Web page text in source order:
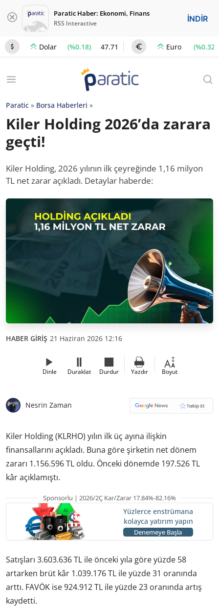
Paratic Haber: Ekonomi, Finans
RSS Interactive İNDİR
Dolar (%0.18) 47.71 Euro (%0.32)
Paratic » Borsa Haberleri »
Kiler Holding 2026’da zarara
geçti!
Kiler Holding, 2026 yılının ilk çeyreğinde 1,16 milyon
TL net zarar açıkladı. Detaylar haberde:
HABER GİRİŞ 21 Haziran 2026 12:16
Dinle Duraklat Durdur Yazdır Boyut
Nesrin Zaman
Kiler Holding (KLRHO) yılın ilk üç ayına ilişkin
finansallarını açıkladı. Buna göre şirketin net dönem
zararı 1.156.596 TL oldu. Önceki dönemde 197.526 TL
kâr açıklamıştı.
Sponsorlu | 2026/2Ç Kar/Zarar 17.84%-82.16%
Yüzlerce enstrümana
kolayca yatırım yapın
Denemeye Başla
Satışları 3.603.636 TL ile önceki yıla göre yüzde 58
artarken brüt kâr 1.039.176 TL ile yüzde 31 oranında
arttı. FAVÖK ise 924.912 TL ile yüzde 23 oranında artış
kaydetti.